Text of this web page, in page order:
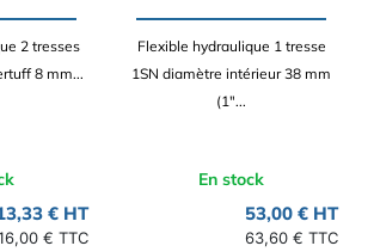
2 tresses
8 mm...
€ HT
€ TTC
Flexible hydraulique 1 tresse
1SN diamètre intérieur 38 mm
(1"...
En stock
53,00 € HT
63,60 € TTC